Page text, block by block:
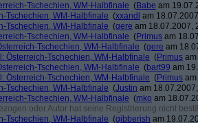
Tschechien, WM-Halbfinale (Babe am
Tschechien, WM-Halbfinale (xxandl am
Tschechien, WM-Halbfinale (gere am 18.07.2007,
Tschechien, WM-Halbfinale (Primus am
Tschechien, WM-Halbfinale (gere am
Österreich-Tschechien, WM-Halbfinale (Primus
Tschechien, WM-Halbfinale (bart99 am
Österreich-Tschechien, WM-Halbfinale (Primus
Tschechien, WM-Halbfinale (Justin am
Tschechien, WM-Halbfinale (mko am
oder Autor hat seine Registrierung nicht
Tschechien, WM-Halbfinale (gibberish am